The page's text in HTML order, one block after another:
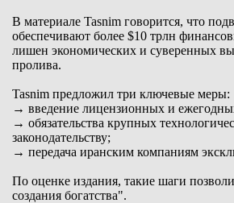
В материале Tasnim говорится, что
обеспечивают более $10 трлн
лишен экономических и суверенных
пролива.
Tasnim предложил три ключевые меры:
→ введение лицензионных и
→ обязательства крупных
законодательству;
→ передача иранским компаниям
По оценке издания, такие шаги
создания богатства".